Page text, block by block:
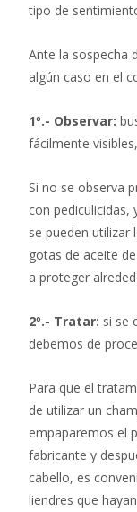
tipo de
Ante la sospecha
algún caso en el
1º.- Observar:
fácilmente
Si no se observa
con pediculicidas,
se pueden utilizar
gotas de aceite
a proteger
2º.- Tratar: si se
debemos de
Para que el
de utilizar un
empaparemos el
fabricante y
cabello, es
liendres que